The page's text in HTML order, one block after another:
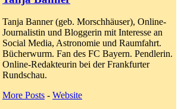
Tanja Banner (geb. Morschhäuser), Online-
Journalistin und Bloggerin mit Interesse an
Social Media, Astronomie und Raumfahrt.
Bücherwurm. Fan des FC Bayern. Pendlerin.
Online-Redakteurin bei der Frankfurter
Rundschau.
More Posts - Website